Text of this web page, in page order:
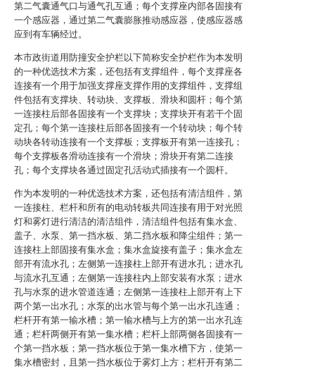
第二气囊通气口与通气孔互通；每个支撑座内部各固接有
一个感应器，通过第二气囊膨胀推动感应器，使感应器感
应到有车辆经过。
本市政街道用防撞安全护栏以下简称安全护栏作为本发明
的一种优选技术方案，还包括有支撑组件，每个支撑座各
连接有一个用于加强支撑座支撑作用的支撑组件，支撑组
件包括有支撑块、转动块、支撑板、滑块和圆杆；每个第
一连接柱后部各固接有一个支撑块；支撑块开有若干个固
定孔；每个第一连接柱后部各固接有一个转动块；每个转
动块各转动连接有一个支撑板；支撑板开有第一连接孔；
每个支撑板各滑动连接有一个滑块；滑块开有第二连接
孔；每个支撑块各通过固定孔活动式插接有一个圆杆。
作为本发明的一种优选技术方案，还包括有清洁组件，第
一连接柱、栏杆和所有的电动转板共同连接有用于对光照
灯和雾灯进行清洁的清洁组件，清洁组件包括有集水盒、
盖子、水泵、第一挡水板、第二挡水板和降尘组件；第一
连接柱上部固接有集水盒；集水盒旋接有盖子；集水盒左
部开有流水孔；左侧第一连接柱上部开有进水孔；进水孔
与流水孔互通；左侧第一连接柱内上部安装有水泵；进水
孔与水泵的进水管道连通；左侧第一连接柱上部开有上下
两个第一出水孔；水泵的出水管与每个第一出水孔连通；
栏杆开有第一输水槽；第一输水槽与上方的第一出水孔连
通；栏杆两侧开有第一集水槽；栏杆上部两侧各固接有一
个第一挡水板；第一挡水板位于第一集水槽下方，使第一
集水槽密封，且第一挡水板位于雾灯上方；栏杆开有第二